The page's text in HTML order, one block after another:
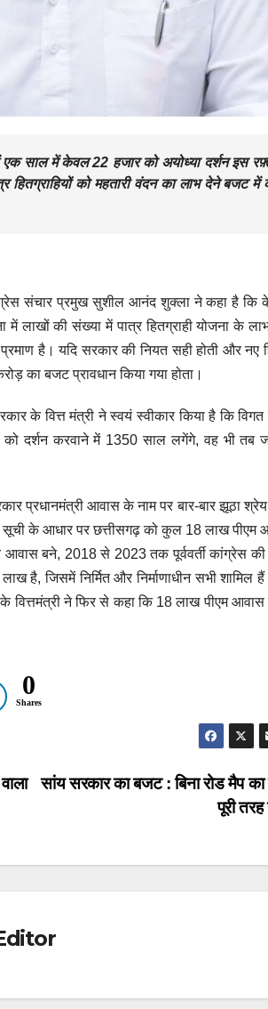
एक साल में केवल 22 हजार को अयोध्या दर्शन इस
को महतारी वंदन का लाभ देने बजट में
संचार प्रमुख सुशील आनंद शुक्ला ने कहा है
लाखों की संख्या में पात्र हितग्राही योजना के
है। यदि सरकार की नियत सही होती और नए
का बजट प्रावधान किया गया होता।
के वित्त मंत्री ने स्वयं स्वीकार किया है कि
को दर्शन करवाने में 1350 साल लगेंगे, वह भी तब
प्रधानमंत्री आवास के नाम पर बार-बार झूठा
के आधार पर छत्तीसगढ़ को कुल 18 लाख पीएम
बने, 2018 से 2023 तक पूर्ववर्ती कांग्रेस
जिसमें निर्मित और निर्माणाधीन सभी शामिल
ने फिर से कहा कि 18 लाख पीएम आवास
0
Shares
सांय सरकार का बजट : बिना रोड मैप का
पूरी